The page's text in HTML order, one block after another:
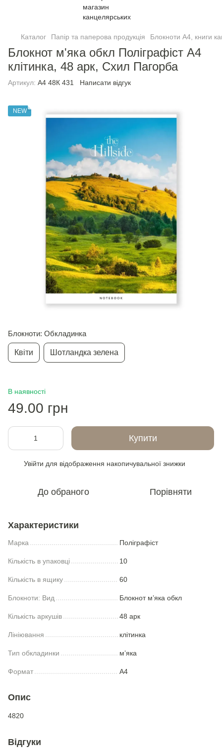
Каталог Папір та паперова продукція Блокноти А4, книги
Блокнот м'яка обкл Полiграфiст А4
клітинка, 48 арк, Схил Пагорба
Артикул: А4 48К 431 Написати відгук
NEW
Блокноти: Обкладинка
Квiти Шотландка зелена
В наявності
49.00 грн
Купити
Увійти для відображення накопичувальної знижки
До обраного Порівняти
Характеристики
Марка Полiграфiст
Кількість в упаковці 10
Кількість в ящику 60
Блокноти: Вид Блокнот м’яка обкл
Кількість аркушів 48 арк
Лініювання клітинка
Тип обкладинки м’яка
Формат А4
Опис
4820
Відгуки